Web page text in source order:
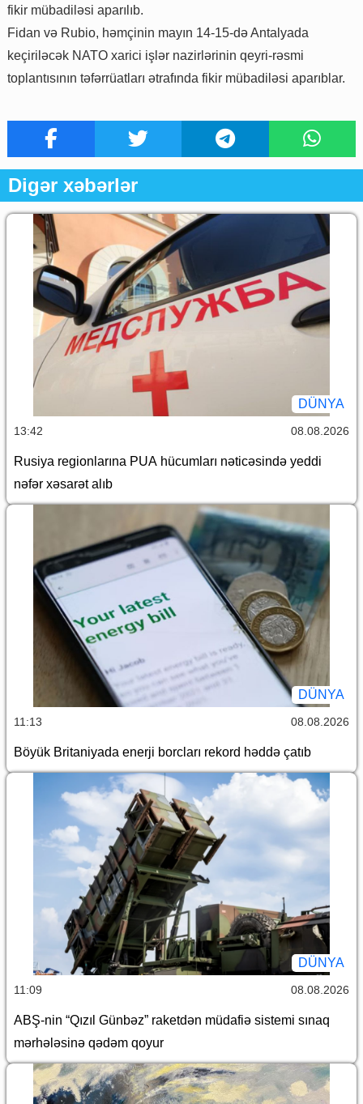
fikir mübadiləsi aparılıb.
Fidan və Rubio, həmçinin mayın 14-15-də Antalyada
keçiriləcək NATO xarici işlər nazirlərinin qeyri-rəsmi
toplantısının təfərrüatları ətrafında fikir mübadiləsi aparıblar.
Digər xəbərlər
DÜNYA
13:42 08.08.2026
Rusiya regionlarına PUA hücumları nəticəsində yeddi
nəfər xəsarət alıb
DÜNYA
11:13 08.08.2026
Böyük Britaniyada enerji borcları rekord həddə çatıb
DÜNYA
11:09 08.08.2026
ABŞ-nin “Qızıl Günbəz” raketdən müdafiə sistemi sınaq
mərhələsinə qədəm qoyur